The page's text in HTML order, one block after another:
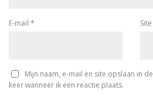
E-mail * Site
Mijn naam, e-mail en site opslaan in
keer wanneer ik een reactie plaats.